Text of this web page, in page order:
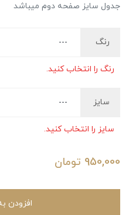
جدول سایز صفحه دوم میباشد
رنگ
رنگ را انتخاب کنید.
سایز
سایز را انتخاب کنید.
950,000 تومان
افزودن